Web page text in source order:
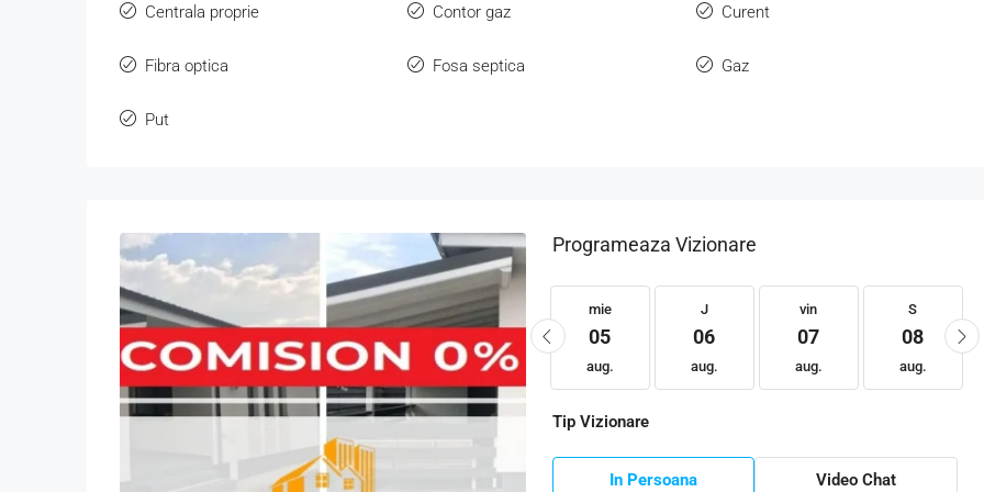
Centrala proprie Contor gaz Curent
Fibra optica Fosa septica Gaz
Put
Programeaza Vizionare
D
16
aug.
17
aug.
mar
18
aug.
mie
19
aug.
mie
05
aug.
J
06
aug.
vin
07
aug.
S
08
aug.
Tip Vizionare
In Persoana Video Chat